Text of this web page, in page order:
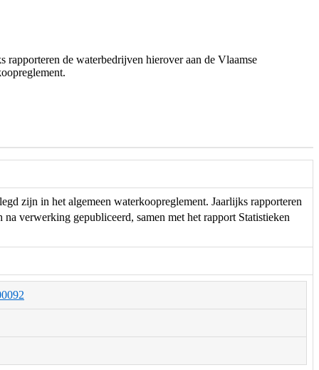
de waterbedrijven hierover aan de Vlaamse
zijn in het algemeen waterkoopreglement. Jaarlijks rapporteren
verwerking gepubliceerd, samen met het rapport Statistieken